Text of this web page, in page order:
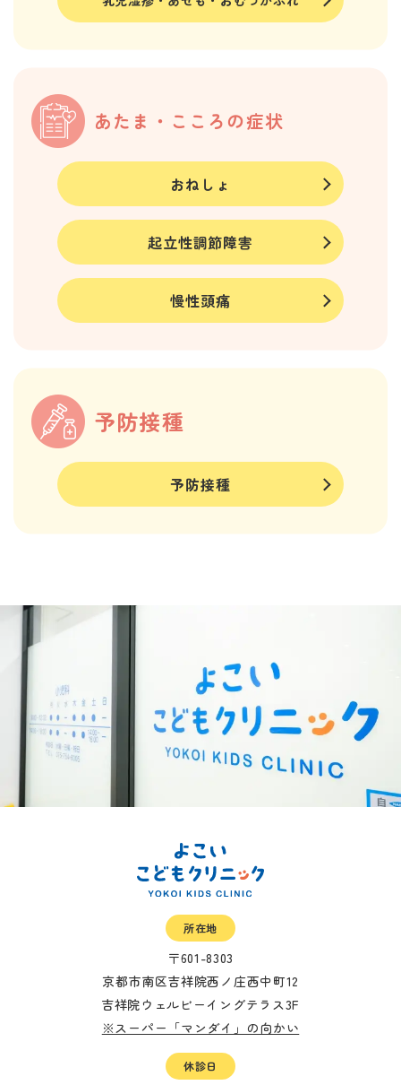
あたま・こころの症状
おねしょ
起立性調節障害
慢性頭痛
予防接種
予防接種
所在地
〒601-8303
京都市南区吉祥院西ノ庄西中町12
吉祥院ウェルビーイングテラス3F
※スーパー「マンダイ」の向かい
休診日